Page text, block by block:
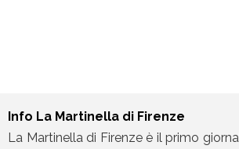
Info La Martinella di Firenze
La Martinella di Firenze è il primo